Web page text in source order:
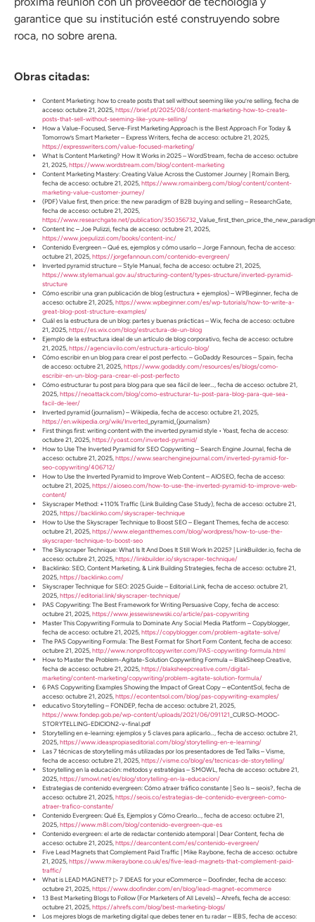
garantice que su institución esté construyendo sobre
roca, no sobre arena.
Obras citadas:
Content Marketing: how to create posts that sell without seeming like you’re selling, fecha de
acceso: octubre 21, 2025, https://brief.pt/2025/08/content-marketing-how-to-create-
posts-that-sell-without-seeming-like-youre-selling/
How a Value-Focused, Serve-First Marketing Approach is the Best Approach For Today &
Tomorrow’s Smart Marketer – Express Writers, fecha de acceso: octubre 21, 2025,
https://expresswriters.com/value-focused-marketing/
What Is Content Marketing? How It Works in 2025 – WordStream, fecha de acceso: octubre
21, 2025, https://www.wordstream.com/blog/content-marketing
Content Marketing Mastery: Creating Value Across the Customer Journey | Romain Berg,
fecha de acceso: octubre 21, 2025, https://www.romainberg.com/blog/content/content-
marketing-value-customer-journey/
(PDF) Value first, then price: the new paradigm of B2B buying and selling – ResearchGate,
fecha de acceso: octubre 21, 2025,
https://www.researchgate.net/publication/350356732
Content Inc – Joe Pulizzi, fecha de acceso: octubre 21, 2025,
https://www.joepulizzi.com/books/content-inc/
Contenido Evergreen – Qué es, ejemplos y cómo usarlo – Jorge Fannoun, fecha de acceso:
octubre 21, 2025, https://jorgefannoun.com/contenido-evergreen/
Inverted pyramid structure – Style Manual, fecha de acceso: octubre 21, 2025,
https://www.stylemanual.gov.au/structuring-content/types-structure/inverted-pyramid-
structure
Cómo escribir una gran publicación de blog (estructura + ejemplos) – WPBeginner, fecha de
acceso: octubre 21, 2025, https://www.wpbeginner.com/es/wp-tutorials/how-to-write-a-
great-blog-post-structure-examples/
Cuál es la estructura de un blog: partes y buenas prácticas – Wix, fecha de acceso: octubre
21, 2025, https://es.wix.com/blog/estructura-de-un-blog
Ejemplo de la estructura ideal de un artículo de blog corporativo, fecha de acceso: octubre
21, 2025, https://agenciavilo.com/estructura-articulo-blog/
Cómo escribir en un blog para crear el post perfecto. – GoDaddy Resources – Spain, fecha
de acceso: octubre 21, 2025, https://www.godaddy.com/resources/es/blogs/como-
escribir-en-un-blog-para-crear-el-post-perfecto
Cómo estructurar tu post para blog para que sea fácil de leer…, fecha de acceso: octubre 21,
2025, https://neoattack.com/blog/como-estructurar-tu-post-para-blog-para-que-sea-
facil-de-leer/
Inverted pyramid (journalism) – Wikipedia, fecha de acceso: octubre 21, 2025,
https://en.wikipedia.org/wiki/Inverted _pyramid_(journalism)
First things first: writing content with the inverted pyramid style • Yoast, fecha de acceso:
octubre 21, 2025, https://yoast.com/inverted-pyramid/
How to Use The Inverted Pyramid for SEO Copywriting – Search Engine Journal, fecha de
acceso: octubre 21, 2025, https://www.searchenginejournal.com/inverted-pyramid-for-
seo-copywriting/406712/
How to Use the Inverted Pyramid to Improve Web Content – AIOSEO, fecha de acceso:
octubre 21, 2025, https://aioseo.com/how-to-use-the-inverted-pyramid-to-improve-web-
content/
Skyscraper Method: +110% Traffic (Link Building Case Study), fecha de acceso: octubre 21,
2025, https://backlinko.com/skyscraper-technique
How to Use the Skyscraper Technique to Boost SEO – Elegant Themes, fecha de acceso:
octubre 21, 2025, https://www.elegantthemes.com/blog/wordpress/how-to-use-the-
skyscraper-technique-to-boost-seo
The Skyscraper Technique: What Is It And Does It Still Work In 2025? | LinkBuilder.io, fecha de
acceso: octubre 21, 2025, https://linkbuilder.io/skyscraper-technique/
Backlinko: SEO, Content Marketing, & Link Building Strategies, fecha de acceso: octubre 21,
2025, https://backlinko.com/
Skyscraper Technique for SEO: 2025 Guide – Editorial.Link, fecha de acceso: octubre 21,
2025, https://editorial.link/skyscraper-technique/
PAS Copywriting: The Best Framework for Writing Persuasive Copy, fecha de acceso:
octubre 21, 2025, https://www.jessewisnewski.co/article/pas-copywriting
Master This Copywriting Formula to Dominate Any Social Media Platform – Copyblogger,
fecha de acceso: octubre 21, 2025, https://copyblogger.com/problem-agitate-solve/
The PAS Copywriting Formula: The Best Format for Short Form Content, fecha de acceso:
octubre 21, 2025, http://www.nonprofitcopywriter.com/PAS-copywriting-formula.html
How to Master the Problem-Agitate-Solution Copywriting Formula – BlakSheep Creative,
fecha de acceso: octubre 21, 2025, https://blaksheepcreative.com/digital-
marketing/content-marketing/copywriting/problem-agitate-solution-formula/
6 PAS Copywriting Examples Showing the Impact of Great Copy – eContentSol, fecha de
acceso: octubre 21, 2025, https://econtentsol.com/blog/pas-copywriting-examples/
educativo Storytelling – FONDEP, fecha de acceso: octubre 21, 2025,
https://www.fondep.gob.pe/wp-content/uploads/2021/06/091121 _CURSO-MOOC-
STORYTELLING-EDICION2-v-final.pdf
Storytelling en e-learning: ejemplos y 5 claves para aplicarlo…, fecha de acceso: octubre 21,
2025, https://www.ideaspropiaseditorial.com/blog/storytelling-en-e-learning/
Las 7 técnicas de storytelling más utilizadas por los presentadores de Ted Talks – Visme,
fecha de acceso: octubre 21, 2025, https://visme.co/blog/es/tecnicas-de-storytelling/
Storytelling en la educación: métodos y estratégias – SMOWL, fecha de acceso: octubre 21,
2025, https://smowl.net/es/blog/storytelling-en-la-educacion/
Estrategias de contenido evergreen: Cómo atraer tráfico constante | Seo Is – seois?, fecha de
acceso: octubre 21, 2025, https://seois.co/estrategias-de-contenido-evergreen-como-
atraer-trafico-constante/
Contenido Evergreen: Qué Es, Ejemplos y Cómo Crearlo…, fecha de acceso: octubre 21,
2025, https://www.m8l.com/blog/contenido-evergreen-que-es
Contenido evergreen: el arte de redactar contenido atemporal | Dear Content, fecha de
acceso: octubre 21, 2025, https://dearcontent.com/es/contenido-evergreen/
Five Lead Magnets that Complement Paid Traffic | Mike Raybone, fecha de acceso: octubre
21, 2025, https://www.mikeraybone.co.uk/es/five-lead-magnets-that-complement-paid-
traffic/
What is LEAD MAGNET? ▷ 7 IDEAS for your eCommerce – Doofinder, fecha de acceso:
octubre 21, 2025, https://www.doofinder.com/en/blog/lead-magnet-ecommerce
13 Best Marketing Blogs to Follow (For Marketers of All Levels) – Ahrefs, fecha de acceso:
octubre 21, 2025, https://ahrefs.com/blog/best-marketing-blogs/
Los mejores blogs de marketing digital que debes tener en tu radar – IEBS, fecha de acceso: